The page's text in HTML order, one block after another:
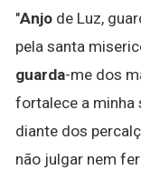
"Anjo de Luz,
pela santa
guarda-me dos
fortalece a minha
diante dos
não julgar nem